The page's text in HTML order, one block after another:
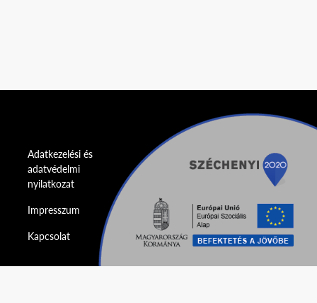
Adatkezelési és
adatvédelmi
nyilatkozat
Impresszum
Kapcsolat